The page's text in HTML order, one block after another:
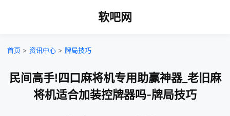
软吧网
首页 > 资讯中心 > 牌局技巧
民间高手!四口麻将机专用助赢神器_老旧麻
将机适合加装控牌器吗-牌局技巧